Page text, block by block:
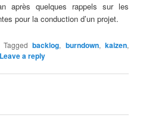
après quelques rappels sur les
pour la conduction d’un projet.
Tagged backlog, burndown,kaizen,
Leave a reply